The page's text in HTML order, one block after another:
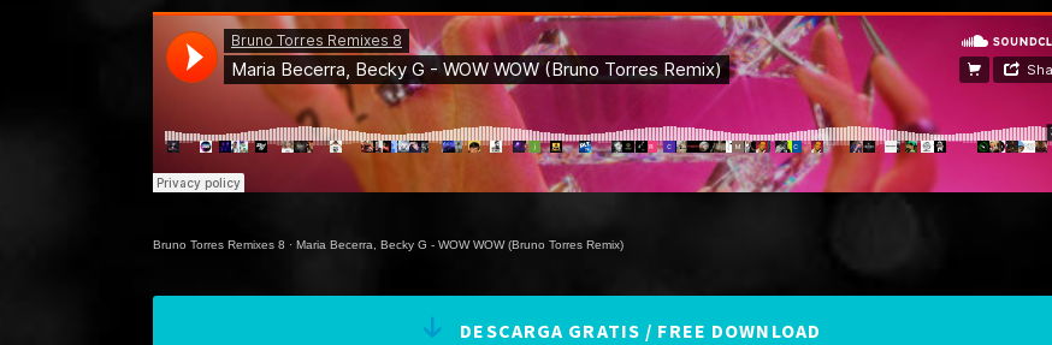
Bruno Torres Remixes 8 · Maria Becerra, Becky G - WOW WOW (Bruno Torres Remix)
DESCARGA GRATIS / FREE DOWNLOAD